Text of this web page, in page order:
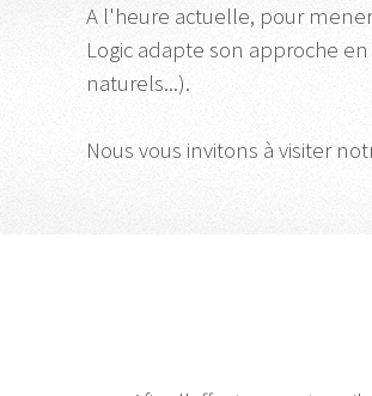
A l'heure actuelle, pour
Logic adapte son approche
naturels...).
Nous vous invitons à visiter